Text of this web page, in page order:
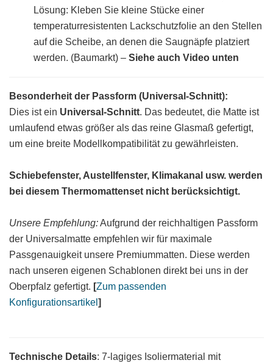
Lösung: Kleben Sie kleine Stücke einer
temperaturresistenten Lackschutzfolie an den Stellen
auf die Scheibe, an denen die Saugnäpfe platziert
werden. (Baumarkt) – Siehe auch Video unten
Besonderheit der Passform (Universal-Schnitt):
Dies ist ein Universal-Schnitt. Das bedeutet, die Matte ist
umlaufend etwas größer als das reine Glasmaß gefertigt,
um eine breite Modellkompatibilität zu gewährleisten.
Schiebefenster, Austellfenster, Klimakanal usw. werden
bei diesem Thermomattenset nicht berücksichtigt.
Unsere Empfehlung:Aufgrund der reichhaltigen Passform
der Universalmatte empfehlen wir für maximale
Passgenauigkeit unsere Premiummatten. Diese werden
nach unseren eigenen Schablonen direkt bei uns in der
Oberpfalz gefertigt. [Zum passenden
Konfigurationsartikel ]
Technische Details: 7-lagiges Isoliermaterial mit